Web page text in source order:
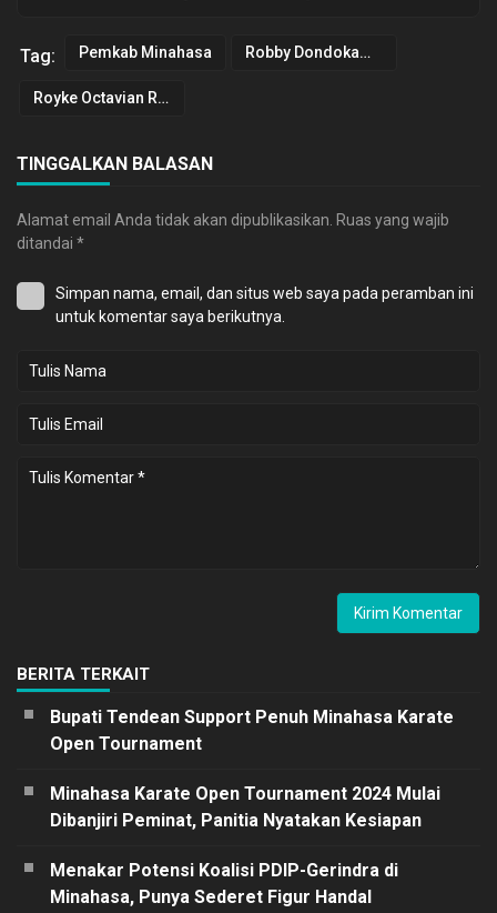
Tag: Pemkab Minahasa Robby Dondokambey
Royke Octavian Roring
TINGGALKAN BALASAN
Alamat email Anda tidak akan dipublikasikan. Ruas yang wajib
ditandai *
Simpan nama, email, dan situs web saya pada peramban ini
untuk komentar saya berikutnya.
BERITA TERKAIT
Bupati Tendean Support Penuh Minahasa Karate
Open Tournament
Minahasa Karate Open Tournament 2024 Mulai
Dibanjiri Peminat, Panitia Nyatakan Kesiapan
Menakar Potensi Koalisi PDIP-Gerindra di
Minahasa, Punya Sederet Figur Handal